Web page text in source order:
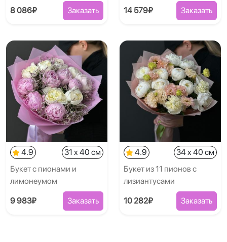
8 086₽ Заказать 14 579₽ Заказать
4.9
31 x 40 см
Букет с пионами и
лимонеумом
9 983₽ Заказать
4.9
34 x 40 см
Букет из 11 пионов с
лизиантусами
10 282₽ Заказать